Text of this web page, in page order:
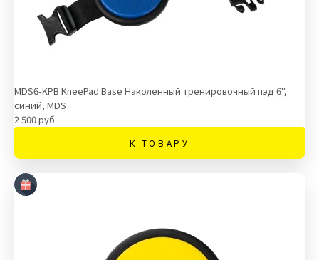
MDS6-KPB KneePad Base Наколенный тренировочный пэд 6",
синий, MDS
2 500 руб
К ТОВАРУ